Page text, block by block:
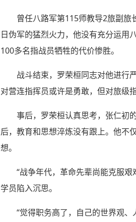
曾任八路军第115师教导2旅副
日伪军的猛烈火力，他没有充分运用
100多名指战员牺牲的代价惨胜。
战斗结束，罗荣桓同志对他进行
对营连指挥员或许是勇敢，但对旅级
事后，罗荣桓认真思考，张仁初
后，教育和思想淬炼没有跟上。他不
想。
“战争年代，革命先辈尚能克服
学员陷入沉思。
“觉得职务高了，自己的世界观